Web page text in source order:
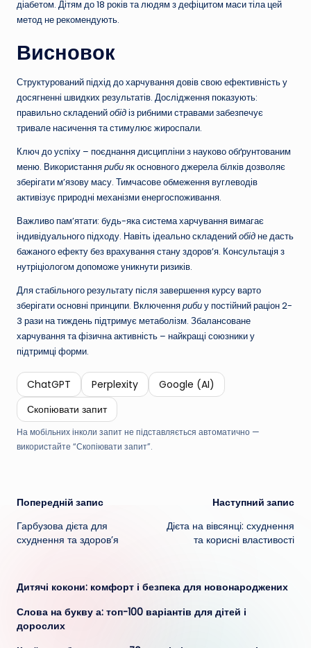
діабетом. Дітям до 18 років та людям з дефіцитом маси тіла цей
метод не рекомендують.
Висновок
Структурований підхід до харчування довів свою ефективність у
досягненні швидких результатів. Дослідження показують:
правильно складенийобідіз рибними стравами забезпечує
тривале насичення та стимулює жироспали.
Ключ до успіху – поєднання дисципліни з науково обґрунтованим
меню. Використаннярибияк основного джерела білків дозволяє
зберігати м’язову масу. Тимчасове обмеження вуглеводів
активізує природні механізми енергоспоживання.
Важливо пам’ятати: будь-яка система харчування вимагає
індивідуального підходу. Навіть ідеально складенийобідне дасть
бажаного ефекту без врахування стану здоров’я. Консультація з
нутріціологом допоможе уникнути ризиків.
Для стабільного результату після завершення курсу варто
зберігати основні принципи. Включеннярибиу постійний раціон 2-
3 рази на тиждень підтримує метаболізм. Збалансоване
харчування та фізична активність – найкращі союзники у
підтримці форми.
ChatGPT Perplexity
Google (AI)
Скопіювати запит
На мобільних інколи запит не підставляється автоматично —
використайте “Скопіювати запит”.
Навігація
по
Попередній запис
Гарбузова дієта для
схуднення та здоров’я
Наступний запис
Дієта на вівсянці: схуднення
та корисні властивості
Дитячі кокони: комфорт і безпека для новонароджених
Слова на букву а: топ-100 варіантів для дітей і
дорослих